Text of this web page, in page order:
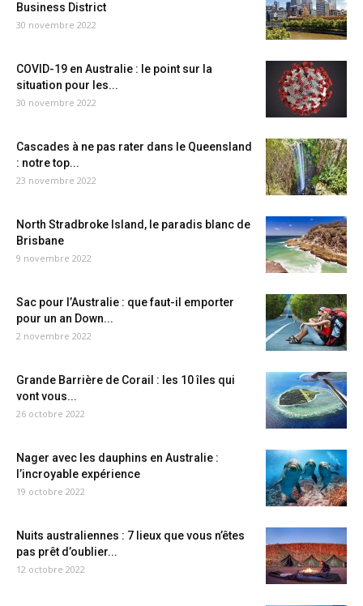
Business District
30 novembre 2022
COVID-19 en Australie : le point sur la
situation pour les...
30 novembre 2022
Cascades à ne pas rater dans le Queensland
: notre top...
23 novembre 2022
North Stradbroke Island, le paradis blanc de
Brisbane
9 novembre 2022
Sac pour l’Australie : que faut-il emporter
pour un an Down...
2 novembre 2022
Grande Barrière de Corail : les 10 îles qui
vont vous...
26 octobre 2022
Nager avec les dauphins en Australie :
l’incroyable expérience
19 octobre 2022
Nuits australiennes : 7 lieux que vous n’êtes
pas prêt d’oublier...
12 octobre 2022